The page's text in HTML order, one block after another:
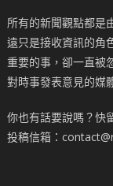
所有的新聞觀點都是
遠只是接收資訊的角
重要的事，卻一直被
對時事發表意見的媒
你也有話要說嗎？快
投稿信箱：